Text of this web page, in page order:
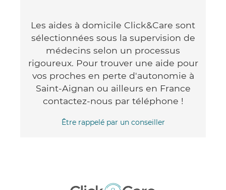
Les aides à domicile Click&Care sont
sélectionnées sous la supervision de
médecins selon un processus
rigoureux. Pour trouver une aide pour
vos proches en perte d'autonomie à
Saint-Aignan ou ailleurs en France
contactez-nous par téléphone !
Être rappelé par un conseiller